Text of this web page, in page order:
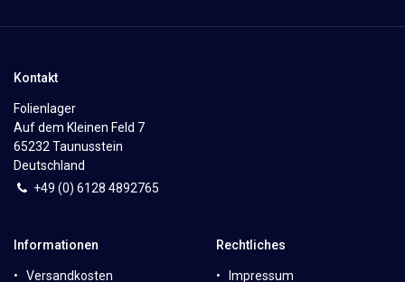
Kontakt
Folienlager
Auf dem Kleinen Feld 7
65232 Taunusstein
Deutschland
+49 (0) 6128 4892765
Informationen
Versandkosten
Rechtliches
Impressum